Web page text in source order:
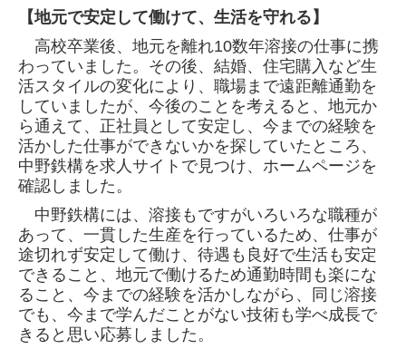
【地元で安定して働けて、生活を守れる】
高校卒業後、地元を離れ10数年溶接の仕事に携
わっていました。その後、結婚、住宅購入など生
活スタイルの変化により、職場まで遠距離通勤を
していましたが、今後のことを考えると、地元か
ら通えて、正社員として安定し、今までの経験を
活かした仕事ができないかを探していたところ、
中野鉄構を求人サイトで見つけ、ホームページを
確認しました。
中野鉄構には、溶接もですがいろいろな職種が
あって、一貫した生産を行っているため、仕事が
途切れず安定して働け、待遇も良好で生活も安定
できること、地元で働けるため通勤時間も楽にな
ること、今までの経験を活かしながら、同じ溶接
でも、今まで学んだことがない技術も学べ成長で
きると思い応募しました。